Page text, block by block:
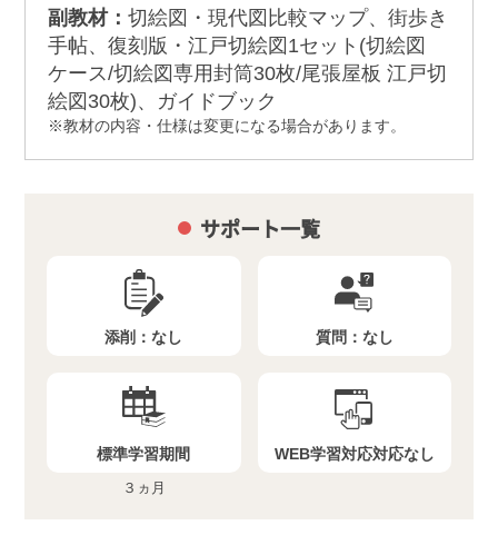
副教材： 切絵図・現代図比較マップ、街歩き
手帖、復刻版・江戸切絵図1セット(切絵図
ケース/切絵図専用封筒30枚/尾張屋板 江戸切
絵図30枚)、ガイドブック
教材の内容・仕様は変更になる場合があります。
サポート一覧
添削：なし 質問： なし
標準学習期間
３ヵ月
WEB学習対応対応なし